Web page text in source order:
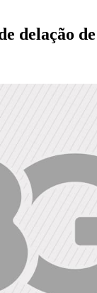
delação